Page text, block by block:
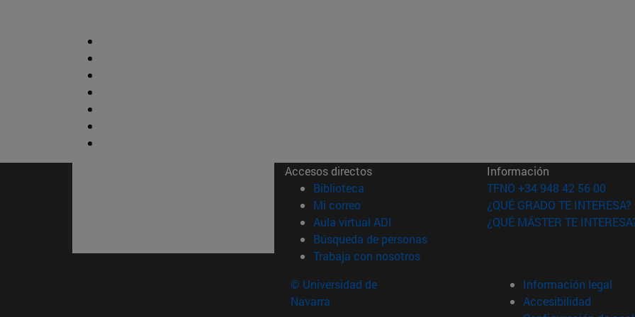
Accesos directos
Biblioteca (abre en nueva ventana)
Mi correo(abre en nueva ventana)
Aula virtual ADI (abre en nueva ventana)
Búsqueda de personas(abre en nueva ventana)
Trabaja con nosotros(abre en nueva ventana)
Información
TFNO +34 948 42 56 00
¿QUÉ GRADO TE INTERESA?
¿QUÉ MÁSTER TE
© Universidad de
Navarra
Información legal
Accesibilidad